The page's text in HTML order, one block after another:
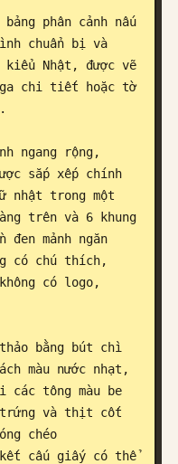
phân cảnh nấu
chuẩn bị và
kiểu Nhật, được vẽ
chi tiết hoặc tờ
ngang rộng,
sắp xếp chính
nhật trong một
trên và 6 khung
mảnh ngăn
có chú thích,
có logo,
bằng bút chì
màu nước nhạt,
các tông màu be
và thịt cốt
chéo
cấu giấy có thể